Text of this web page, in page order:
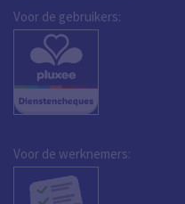
Voor de gebruikers:
Voor de werknemers: